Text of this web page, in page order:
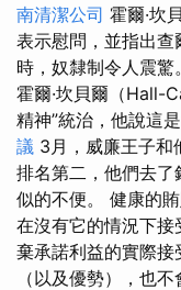
南清潔公司 霍爾·坎
表示慰問，並指出查
時，奴隸制令人震驚
霍爾·坎貝爾（Hall-
精神”統治，他說這
議 3月，威廉王子和
排名第二，他們去
似的不便。 健康的
在沒有它的情況下接
棄承諾利益的實際
（以及優勢），也不